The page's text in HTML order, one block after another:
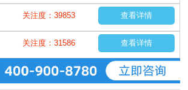
关注度：39853 查看详情
关注度：31586 查看详情